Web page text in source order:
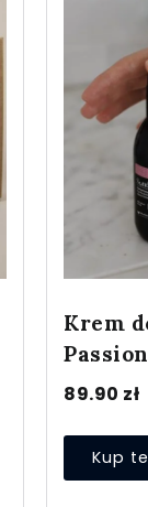
Krem
89.90 zł
Kup